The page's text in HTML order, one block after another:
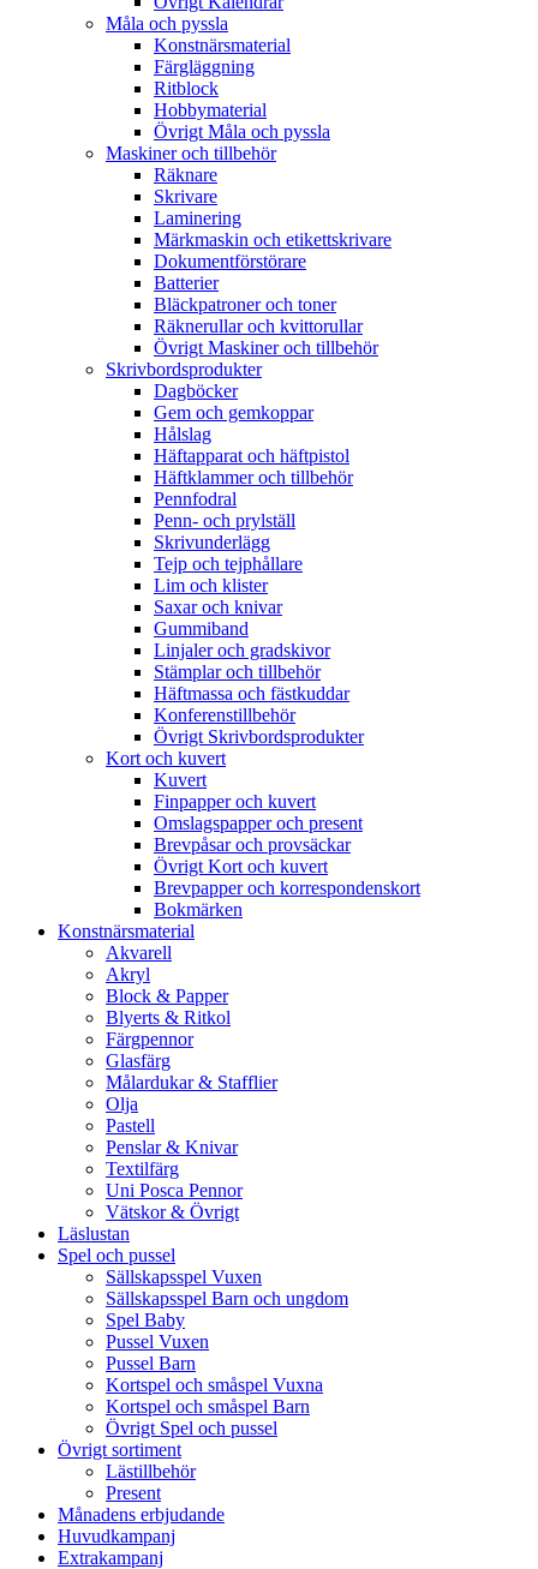
Måla och pyssla
Konstnärsmaterial
Färgläggning
Ritblock
Hobbymaterial
Övrigt Måla och pyssla
Maskiner och tillbehör
Räknare
Skrivare
Laminering
Märkmaskin och etikettskrivare
Dokumentförstörare
Batterier
Bläckpatroner och toner
Räknerullar och kvittorullar
Övrigt Maskiner och tillbehör
Skrivbordsprodukter
Dagböcker
Gem och gemkoppar
Hålslag
Häftapparat och häftpistol
Häftklammer och tillbehör
Pennfodral
Penn- och prylställ
Skrivunderlägg
Tejp och tejphållare
Lim och klister
Saxar och knivar
Gummiband
Linjaler och gradskivor
Stämplar och tillbehör
Häftmassa och fästkuddar
Konferenstillbehör
Övrigt Skrivbordsprodukter
Kort och kuvert
Kuvert
Finpapper och kuvert
Omslagspapper och present
Brevpåsar och provsäckar
Övrigt Kort och kuvert
Brevpapper och korrespondenskort
Bokmärken
Konstnärsmaterial
Akvarell
Akryl
Block & Papper
Blyerts & Ritkol
Färgpennor
Glasfärg
Målardukar & Stafflier
Olja
Pastell
Penslar & Knivar
Textilfärg
Uni Posca Pennor
Vätskor & Övrigt
Läslustan
Spel och pussel
Sällskapsspel Vuxen
Sällskapsspel Barn och ungdom
Spel Baby
Pussel Vuxen
Pussel Barn
Kortspel och småspel Vuxna
Kortspel och småspel Barn
Övrigt Spel och pussel
Övrigt sortiment
Lästillbehör
Present
Månadens erbjudande
Huvudkampanj
Extrakampanj